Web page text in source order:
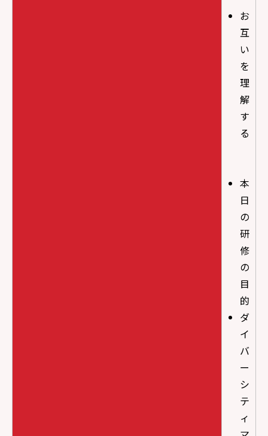
お
互
い
を
理
解
す
る
本
日
の
研
修
の
目
的
ダ
イ
バ
ー
シ
テ
ィ